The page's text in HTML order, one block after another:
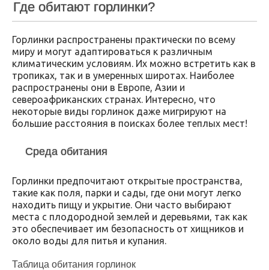
Где обитают горлинки?
Горлинки распространены практически по всему
миру и могут адаптироваться к различным
климатическим условиям. Их можно встретить как в
тропиках, так и в умеренных широтах. Наиболее
распространены они в Европе, Азии и
североафриканских странах. Интересно, что
некоторые виды горлинок даже мигрируют на
большие расстояния в поисках более теплых мест!
Среда обитания
Горлинки предпочитают открытые пространства,
такие как поля, парки и сады, где они могут легко
находить пищу и укрытие. Они часто выбирают
места с плодородной землей и деревьями, так как
это обеспечивает им безопасность от хищников и
около воды для питья и купания.
Таблица обитания горлинок